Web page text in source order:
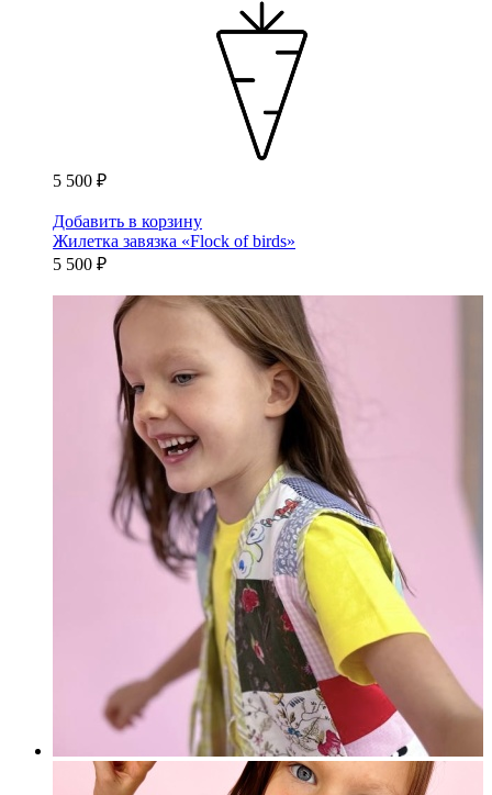
5 500 ₽
Добавить в корзину
Жилетка завязка «Flock of birds»
5 500 ₽